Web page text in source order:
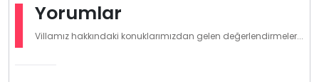
Yorumlar
Villamız hakkındaki konuklarımızdan gelen değerlendirmeler...